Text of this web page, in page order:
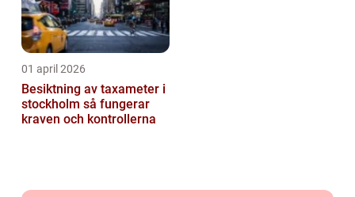
01 april 2026
Besiktning av taxameter i
stockholm så fungerar
kraven och kontrollerna